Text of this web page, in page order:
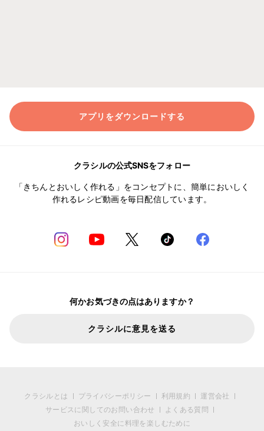
アプリをダウンロードする
クラシルの公式SNSをフォロー
「きちんとおいしく作れる」をコンセプトに、簡単においしく
作れるレシピ動画を毎日配信しています。
何かお気づきの点はありますか？
クラシルに意見を送る
クラシルとは プライバシーポリシー 利用規約
運営会社
サービスに関してのお問い合わせ
よくある質問
おいしく安全に料理を楽しむために